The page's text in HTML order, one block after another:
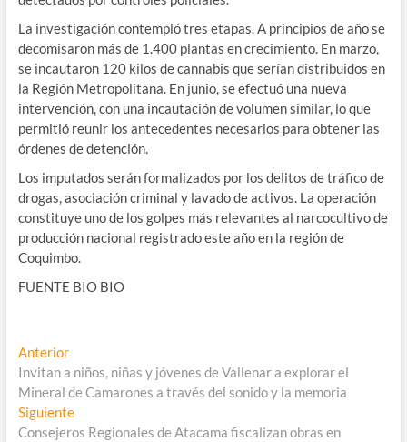
La investigación contempló tres etapas. A principios de año se
decomisaron más de 1.400 plantas en crecimiento. En marzo,
se incautaron 120 kilos de cannabis que serían distribuidos en
la Región Metropolitana. En junio, se efectuó una nueva
intervención, con una incautación de volumen similar, lo que
permitió reunir los antecedentes necesarios para obtener las
órdenes de detención.
Los imputados serán formalizados por los delitos de tráfico de
drogas, asociación criminal y lavado de activos. La operación
constituye uno de los golpes más relevantes al narcocultivo de
producción nacional registrado este año en la región de
Coquimbo.
FUENTE BIO BIO
Navegación
de
entradas
AnteriorEntrada
anterior:
Invitan a niños, niñas y jóvenes de Vallenar a explorar el
Mineral de Camarones a través del sonido y la memoria
SiguienteEntrada
siguiente:
Consejeros Regionales de Atacama fiscalizan obras en